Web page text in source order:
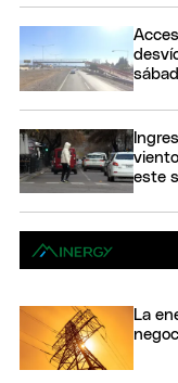
este
La